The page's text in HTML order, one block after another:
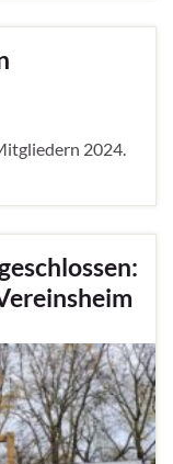
2024.